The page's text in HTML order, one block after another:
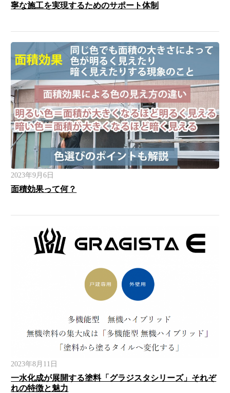
寧な施工を実現するためのサポート体制
2023年9月6日
面積効果って何？
2023年8月11日
一水化成が展開する塗料「グラジスタシリーズ」それぞ
れの特徴と魅力